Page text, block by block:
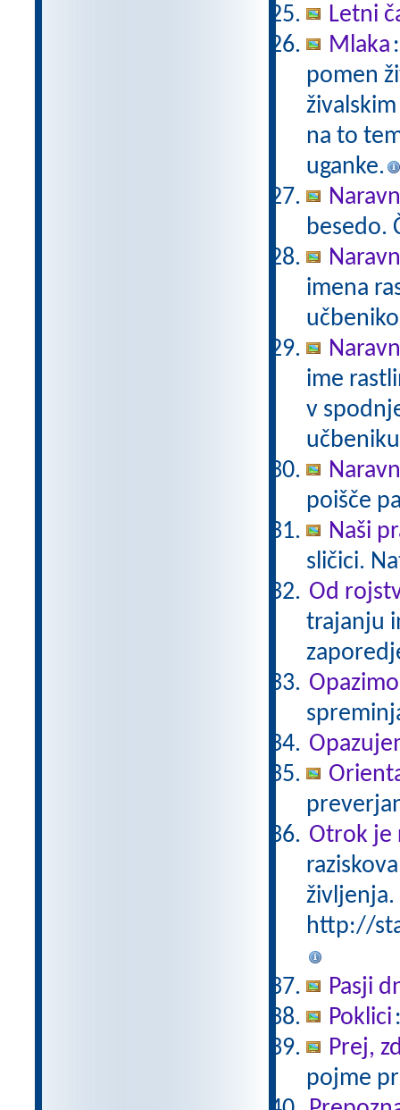
Letni
Mlaka
pomen
na to
uganke.
besedo.
imena
ime
v
poišče
Naši
sličici.
Od
trajanju
Otrok je
življenja.
http://
Pasji
Poklici
Prej,
pojme